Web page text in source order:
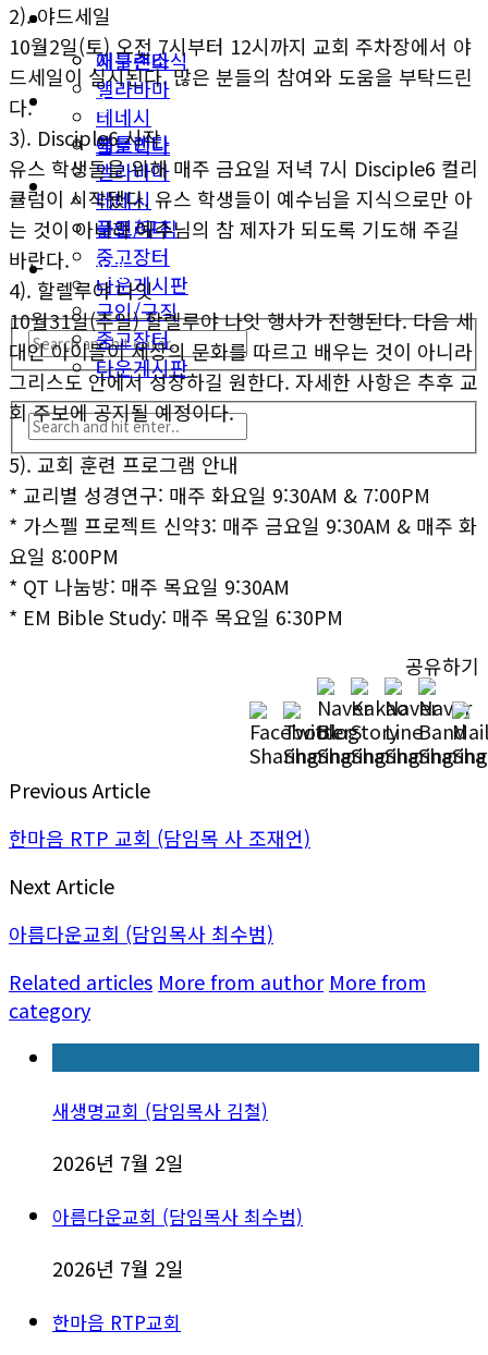
동남부
애틀랜타
앨라바마
테네시
플로리다
생활안내
구인/구직
중고장터
타운게시판
미국뉴스
지구촌소식
동남부
애틀랜타
앨라바마
테네시
플로리다
생활안내
구인/구직
중고장터
타운게시판
2). 야드세일
10월2일(토) 오전 7시부터 12시까지 교회 주차장에서 야
드세일이 실시된다. 많은 분들의 참여와 도움을 부탁드린
다.
3). Disciple6 시작
유스 학생들을 위해 매주 금요일 저녁 7시 Disciple6 컬리
큘럼이 시작됐다. 유스 학생들이 예수님을 지식으로만 아
는 것이 아니라 예수님의 참 제자가 되도록 기도해 주길
바란다.
4). 할렐루야 나잇
10월31일(주일) 할렐루야 나잇 행사가 진행된다. 다음 세
대인 아이들이 세상의 문화를 따르고 배우는 것이 아니라
그리스도 안에서 성장하길 원한다. 자세한 사항은 추후 교
회 주보에 공지될 예정이다.
5). 교회 훈련 프로그램 안내
* 교리별 성경연구: 매주 화요일 9:30AM & 7:00PM
* 가스펠 프로젝트 신약3: 매주 금요일 9:30AM & 매주 화
요일 8:00PM
* QT 나눔방: 매주 목요일 9:30AM
* EM Bible Study: 매주 목요일 6:30PM
공유하기
Previous Article
한마음 RTP 교회 (담임목 사 조재언)
Next Article
아름다운교회 (담임목사 최수범)
Related articles More from author More from
category
새생명교회 (담임목사 김철)
2026년 7월 2일
아름다운교회 (담임목사 최수범)
2026년 7월 2일
한마음 RTP교회